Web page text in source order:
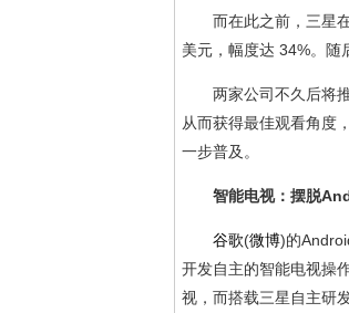
而在此之前，三星
美元，幅度达 34%。随
两家公司不久后将
从而获得最佳观看角度
一步普及。
智能电视：摆脱
谷歌(微博)的
开发自主的智能电视操
视，而搭载三星自主研